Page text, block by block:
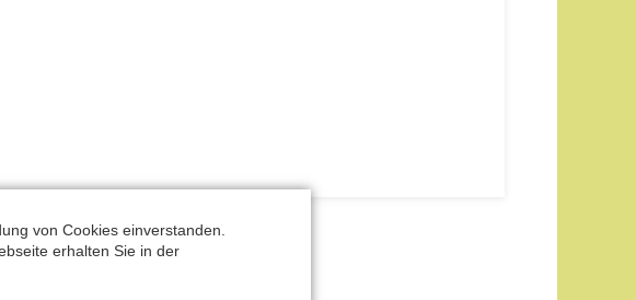
von Cookies einverstanden.
erhalten Sie in der